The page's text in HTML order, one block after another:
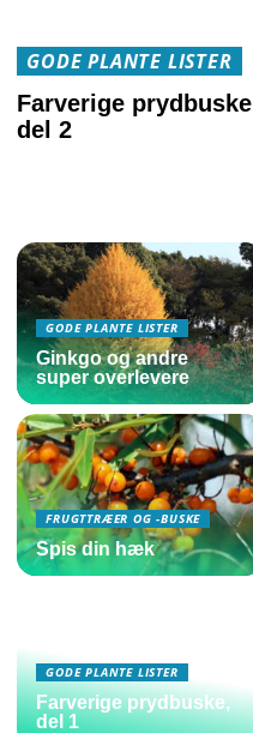
GODE PLANTE LISTER
Farverige prydbuske
del 2
GODE PLANTE LISTER
Ginkgo og andre
super overlevere
FRUGTTRÆER OG -BUSKE
Spis din hæk
GODE PLANTE LISTER
Farverige prydbuske,
del 1